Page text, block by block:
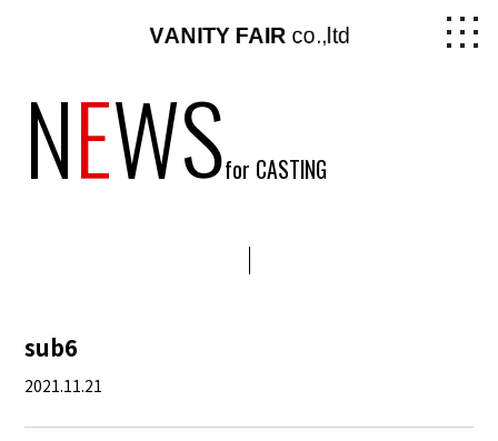
NEWSfor CASTING
sub6
2021.11.21